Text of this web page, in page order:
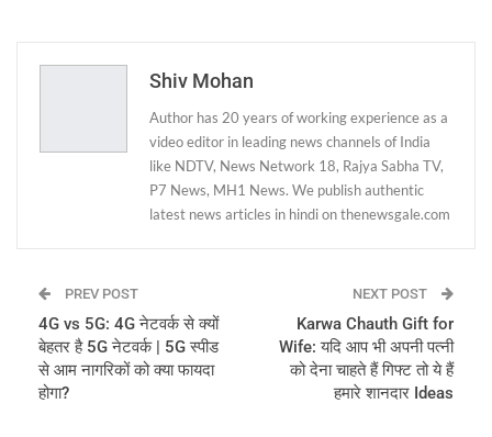
Email
Shiv Mohan
Author has 20 years of working experience as a
video editor in leading news channels of India
like NDTV, News Network 18, Rajya Sabha TV,
P7 News, MH1 News. We publish authentic
latest news articles in hindi on thenewsgale.com
PREV POST
4G vs 5G: 4G नेटवर्क से क्यों
बेहतर है 5G नेटवर्क | 5G स्पीड
से आम नागरिकों को क्या फायदा
होगा?
NEXT POST
Karwa Chauth Gift for
Wife: यदि आप भी अपनी पत्नी
को देना चाहते हैं गिफ्ट तो ये हैं
हमारे शानदार Ideas